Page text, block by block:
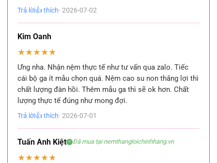
Trả lời👍 thích· 2026-07-02
Kim Oanh
★★★★★
Ưng nha. Nhận nệm thực tế như tư vấn qua zalo. Tiếc
cái bộ ga ít mẫu chọn quá. Nệm cao su non thắng lợi thì
chất lượng đàn hồi. Thêm mẫu ga thì sẽ ok hơn. Chất
lượng thực tế đúng như mong đợi.
Trả lời👍 thích· 2026-07-01
Tuấn Anh Kiệt ✓ Đã mua tại nemthangloichinhhang.vn
★★★★★